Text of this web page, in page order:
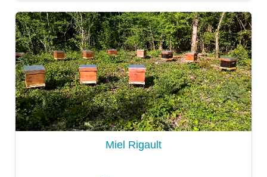
Dégustation
Miel Rigault